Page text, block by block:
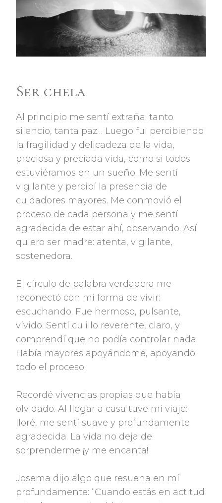
Ser chela
Al principio me sentí extraña: tanto
silencio, tanta paz… Luego fui percibiendo
la fragilidad y delicadeza de la vida,
preciosa y preciada vida, como si todos
estuviéramos en un sueño. Me sentí
vigilante y percibí la presencia de
cuidadores mayores. Me conmovió el
proceso de cada persona y me sentí
agradecida de estar ahí, observando. Así
quiero ser madre: atenta, vigilante,
sostenedora.
El círculo de palabra verdadera me
reconectó con mi forma de vivir:
escuchando. Fue hermoso, pulsante,
vívido. Sentí culillo reverente, claro, y
comprendí que no podía controlar nada.
Había mayores apoyándome, apoyando
todo el proceso.
Recordé vivencias propias que había
olvidado. Al llegar a casa tuve mi viaje:
lloré, me sentí suave y profundamente
agradecida. La vida no deja de
sorprenderme ¡y me encanta!
Josema dijo algo que resuena en mí
profundamente: “Cuando estás en actitud